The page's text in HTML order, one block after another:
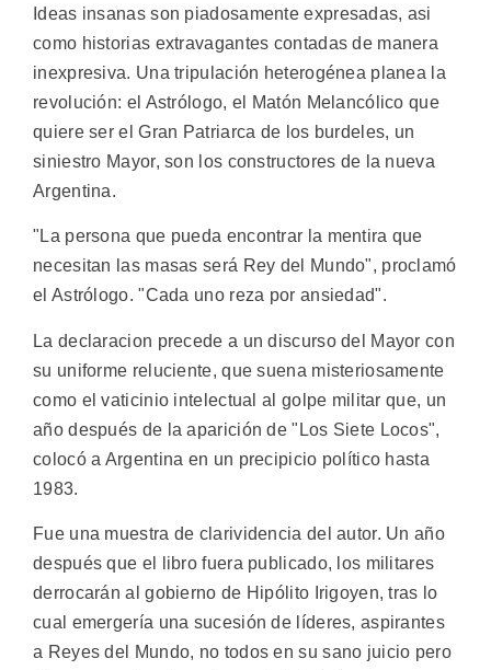
Ideas insanas son piadosamente expresadas, asi
como historias extravagantes contadas de manera
inexpresiva. Una tripulación heterogénea planea la
revolución: el Astrólogo, el Matón Melancólico que
quiere ser el Gran Patriarca de los burdeles, un
siniestro Mayor, son los constructores de la nueva
Argentina.
"La persona que pueda encontrar la mentira que
necesitan las masas será Rey del Mundo", proclamó
el Astrólogo. "Cada uno reza por ansiedad".
La declaracion precede a un discurso del Mayor con
su uniforme reluciente, que suena misteriosamente
como el vaticinio intelectual al golpe militar que, un
año después de la aparición de "Los Siete Locos",
colocó a Argentina en un precipicio político hasta
1983.
Fue una muestra de clarividencia del autor. Un año
después que el libro fuera publicado, los militares
derrocarán al gobierno de Hipólito Irigoyen, tras lo
cual emergería una sucesión de líderes, aspirantes
a Reyes del Mundo, no todos en su sano juicio pero